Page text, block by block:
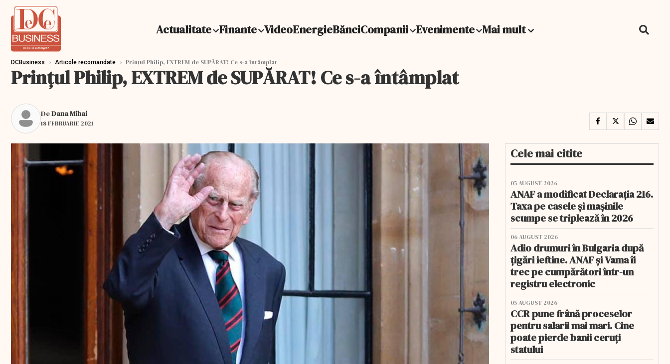
Actualitate Finante VideoEnergieBănciCompanii Evenimente Mai mult
DCBusiness › Articole recomandate › Prințul Philip, EXTREM de SUPĂRAT! Ce s-a întâmplat
Prințul Philip, EXTREM de SUPĂRAT! Ce s-a întâmplat
DeDana Mihai
18 FEBRUARIE 2021
Cele mai citite
05 AUGUST 2026
ANAF a modificat Declarația 216.
Taxa pe casele și mașinile
scumpe se triplează în 2026
06 AUGUST 2026
Adio drumuri în Bulgaria după
țigări ieftine. ANAF și Vama îi
trec pe cumpărători într-un
registru electronic
05 AUGUST 2026
CCR pune frână proceselor
pentru salarii mai mari. Cine
poate pierde banii ceruți
statului